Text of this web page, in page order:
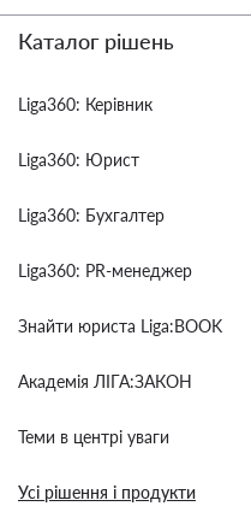
Каталог рішень
Liga360: Керівник
Liga360: Юрист
Liga360: Бухгалтер
Liga360: PR-менеджер
Знайти юриста Liga:BOOK
Академія ЛІГА:ЗАКОН
Теми в центрі уваги
Усі рішення і продукти